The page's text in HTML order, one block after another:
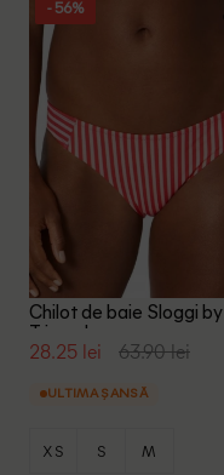
- 56%
Chilot de baie Sloggi by
Triumph, rosu
28.25 lei 63.90 lei
ULTIMA ȘANSĂ
XS S M